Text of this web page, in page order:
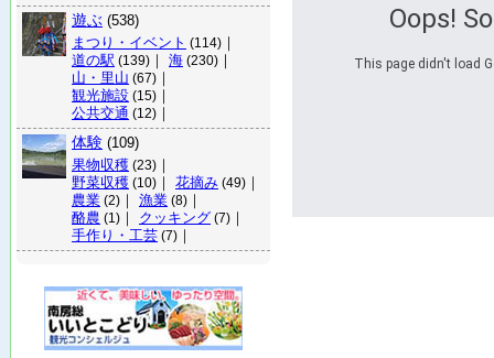
遊ぶ (538)
まつり・イベント (114) ｜
道の駅 (139) ｜ 海 (230) ｜
山・里山 (67) ｜
観光施設 (15) ｜
公共交通 (12) ｜
体験 (109)
果物収穫 (23) ｜
野菜収穫 (10) ｜ 花摘み (49) ｜
農業 (2) ｜ 漁業 (8) ｜
酪農 (1) ｜ クッキング (7) ｜
手作り・工芸 (7) ｜
Oops!
This page didn't load